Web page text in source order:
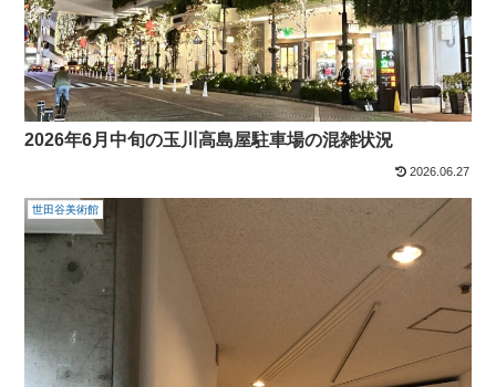
2026年6月中旬の玉川高島屋駐車場の混雑状況
2026.06.27
世田谷美術館